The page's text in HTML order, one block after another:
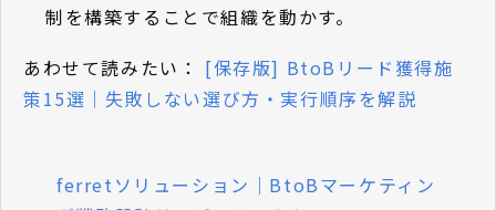
制を構築することで組織を動かす。
あわせて読みたい： [保存版] BtoBリード獲得施
策15選｜失敗しない選び方・実行順序を解説
ferretソリューション｜BtoBマーケティン